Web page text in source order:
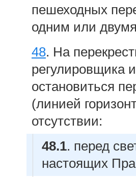
пешеходных
одним или
48. На
регулировщика
остановиться
(линией
отсутствии:
48.1. перед
настоящих